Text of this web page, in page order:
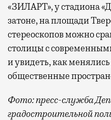
«ЗИЛАРТ», у стадиона
затоне, на площади
стереоскопов можно
столицы с
и увидеть, как
общественные
Фото: пресс-служба
градостроительной